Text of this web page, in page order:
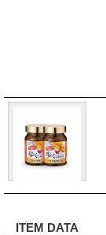
ITEM DATA